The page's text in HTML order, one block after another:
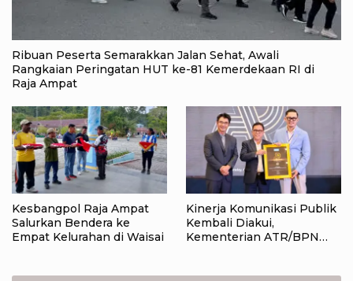
Ribuan Peserta Semarakkan Jalan Sehat, Awali
Rangkaian Peringatan HUT ke-81 Kemerdekaan RI di
Raja Ampat
Kesbangpol Raja Ampat
Salurkan Bendera ke
Empat Kelurahan di Waisai
Kinerja Komunikasi Publik
Kembali Diakui,
Kementerian ATR/BPN